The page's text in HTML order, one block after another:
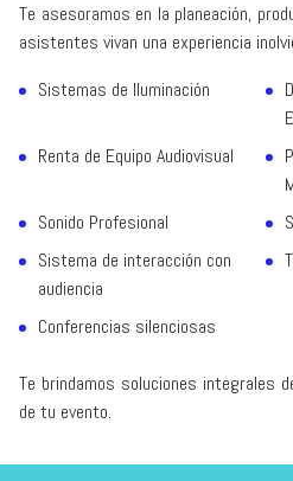
Te asesoramos en la planeación,
asistentes vivan una experiencia
Sistemas de Iluminación
Renta de Equipo Audiovisual
Sonido Profesional
Sistema de interacción con
audiencia
Conferencias silenciosas
Te brindamos soluciones integrales
de tu evento.